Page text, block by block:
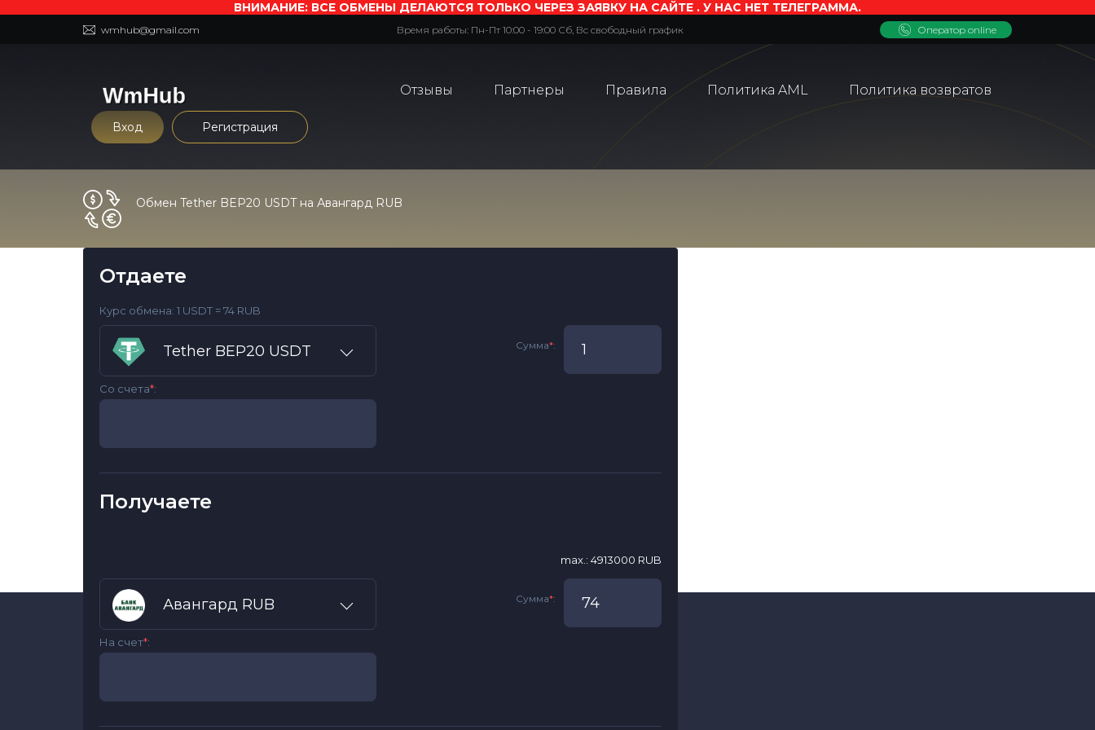
ВНИМАНИЕ: ВСЕ ОБМЕНЫ ДЕЛАЮТСЯ ТОЛЬКО ЧЕРЕЗ ЗАЯВКУ НА САЙТЕ . У НАС НЕТ ТЕЛЕГРАММА.
wmhub@gmail.com Время работы: Пн-Пт 10:00 - 19:00 Сб, Вс свободный график Оператор online
Отзывы Партнеры Правила Политика AML Политика возвратов
Вход Регистрация
Обмен Tether BEP20 USDT на Авангард RUB
Отдаете
Курс обмена: 1 USDT = 74 RUB
Tether BEP20 USDT Сумма*:
Со счета*:
Получаете
max.: 4913000 RUB
Авангард RUB Сумма*:
На счет*: